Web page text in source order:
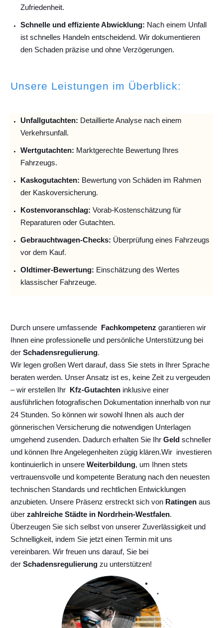
Zufriedenheit.
Schnelle und effiziente Abwicklung: Nach einem Unfall
ist schnelles Handeln entscheidend. Wir dokumentieren
den Schaden präzise und ohne Verzögerungen.
Unsere Leistungen im Überblick:
Unfallgutachten: Detaillierte Analyse nach einem
Verkehrsunfall.
Wertgutachten: Marktgerechte Bewertung Ihres
Fahrzeugs.
Kaskogutachten: Bewertung von Schäden im Rahmen
der Kaskoversicherung.
Kostenvoranschlag: Vorab-Kostenschätzung für
Reparaturen oder Gutachten.
Gebrauchtwagen-Checks: Überprüfung eines Fahrzeugs
vor dem Kauf.
Oldtimer-Bewertung: Einschätzung des Wertes
klassischer Fahrzeuge.
Durch unsere umfassende Fachkompetenz garantieren wir
Ihnen eine professionelle und persönliche Unterstützung bei
der Schadensregulierung.
Wir legen großen Wert darauf, dass Sie stets in Ihrer Sprache
beraten werden. Unser Ansatz ist es, keine Zeit zu vergeuden
– wir erstellen Ihr Kfz-Gutachten inklusive einer
ausführlichen fotografischen Dokumentation innerhalb von nur
24 Stunden. So können wir sowohl Ihnen als auch der
gönnerischen Versicherung die notwendigen Unterlagen
umgehend zusenden. Dadurch erhalten Sie Ihr Geld schneller
und können Ihre Angelegenheiten zügig klären.Wir investieren
kontinuierlich in unsere Weiterbildung, um Ihnen stets
vertrauensvolle und kompetente Beratung nach den neuesten
technischen Standards und rechtlichen Entwicklungen
anzubieten. Unsere Präsenz erstreckt sich von Ratingen aus
über zahlreiche Städte in Nordrhein-Westfalen.
Überzeugen Sie sich selbst von unserer Zuverlässigkeit und
Schnelligkeit, indem Sie jetzt einen Termin mit uns
vereinbaren. Wir freuen uns darauf, Sie bei
der Schadensregulierung zu unterstützen!